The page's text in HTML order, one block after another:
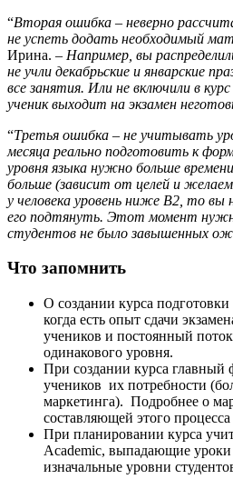
“Вторая ошибка – неверно
не успеть додать необходимый
Ирина. – Например, вы
не учли декабрьские и январские
все занятия. Или не включили в
ученик выходит на экзамен
“Третья ошибка – не учитывать
месяца реально подготовить к
уровня языка нужно больше
больше (зависит от целей и
у человека уровень ниже В2, то вы
его подтянуть. Этот момент
студентов не было завышенных
Что запомнить
О создании курса подготовки
когда есть опыт сдачи
учеников и постоянный
одинакового уровня.
При создании курса главный
учеников их потребности
маркетинга). Подробнее о
составляющей этого процесса
При планировании курса
Academic, выпадающие уроки
изначальные уровни